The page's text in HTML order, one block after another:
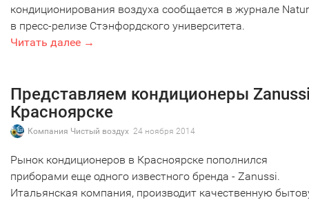
кондиционирования воздуха сообщается в журнале
в пресс-релизе Стэнфордского университета.
Читать далее →
Представляем кондиционеры
Красноярске
Компания Чистый воздух 24 ноября 2014
Рынок кондиционеров в Красноярске пополнился
приборами еще одного известного бренда - Zanussi.
Итальянская компания, производит качественную